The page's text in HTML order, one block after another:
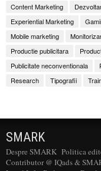
Content Marketing
Experiential Marketing
Mobile marketing
Productie publicitara
Publicitate neconventionala
Research
Tipografii
SMARK
Despre SMARK Politica
Contributor @ IQads &